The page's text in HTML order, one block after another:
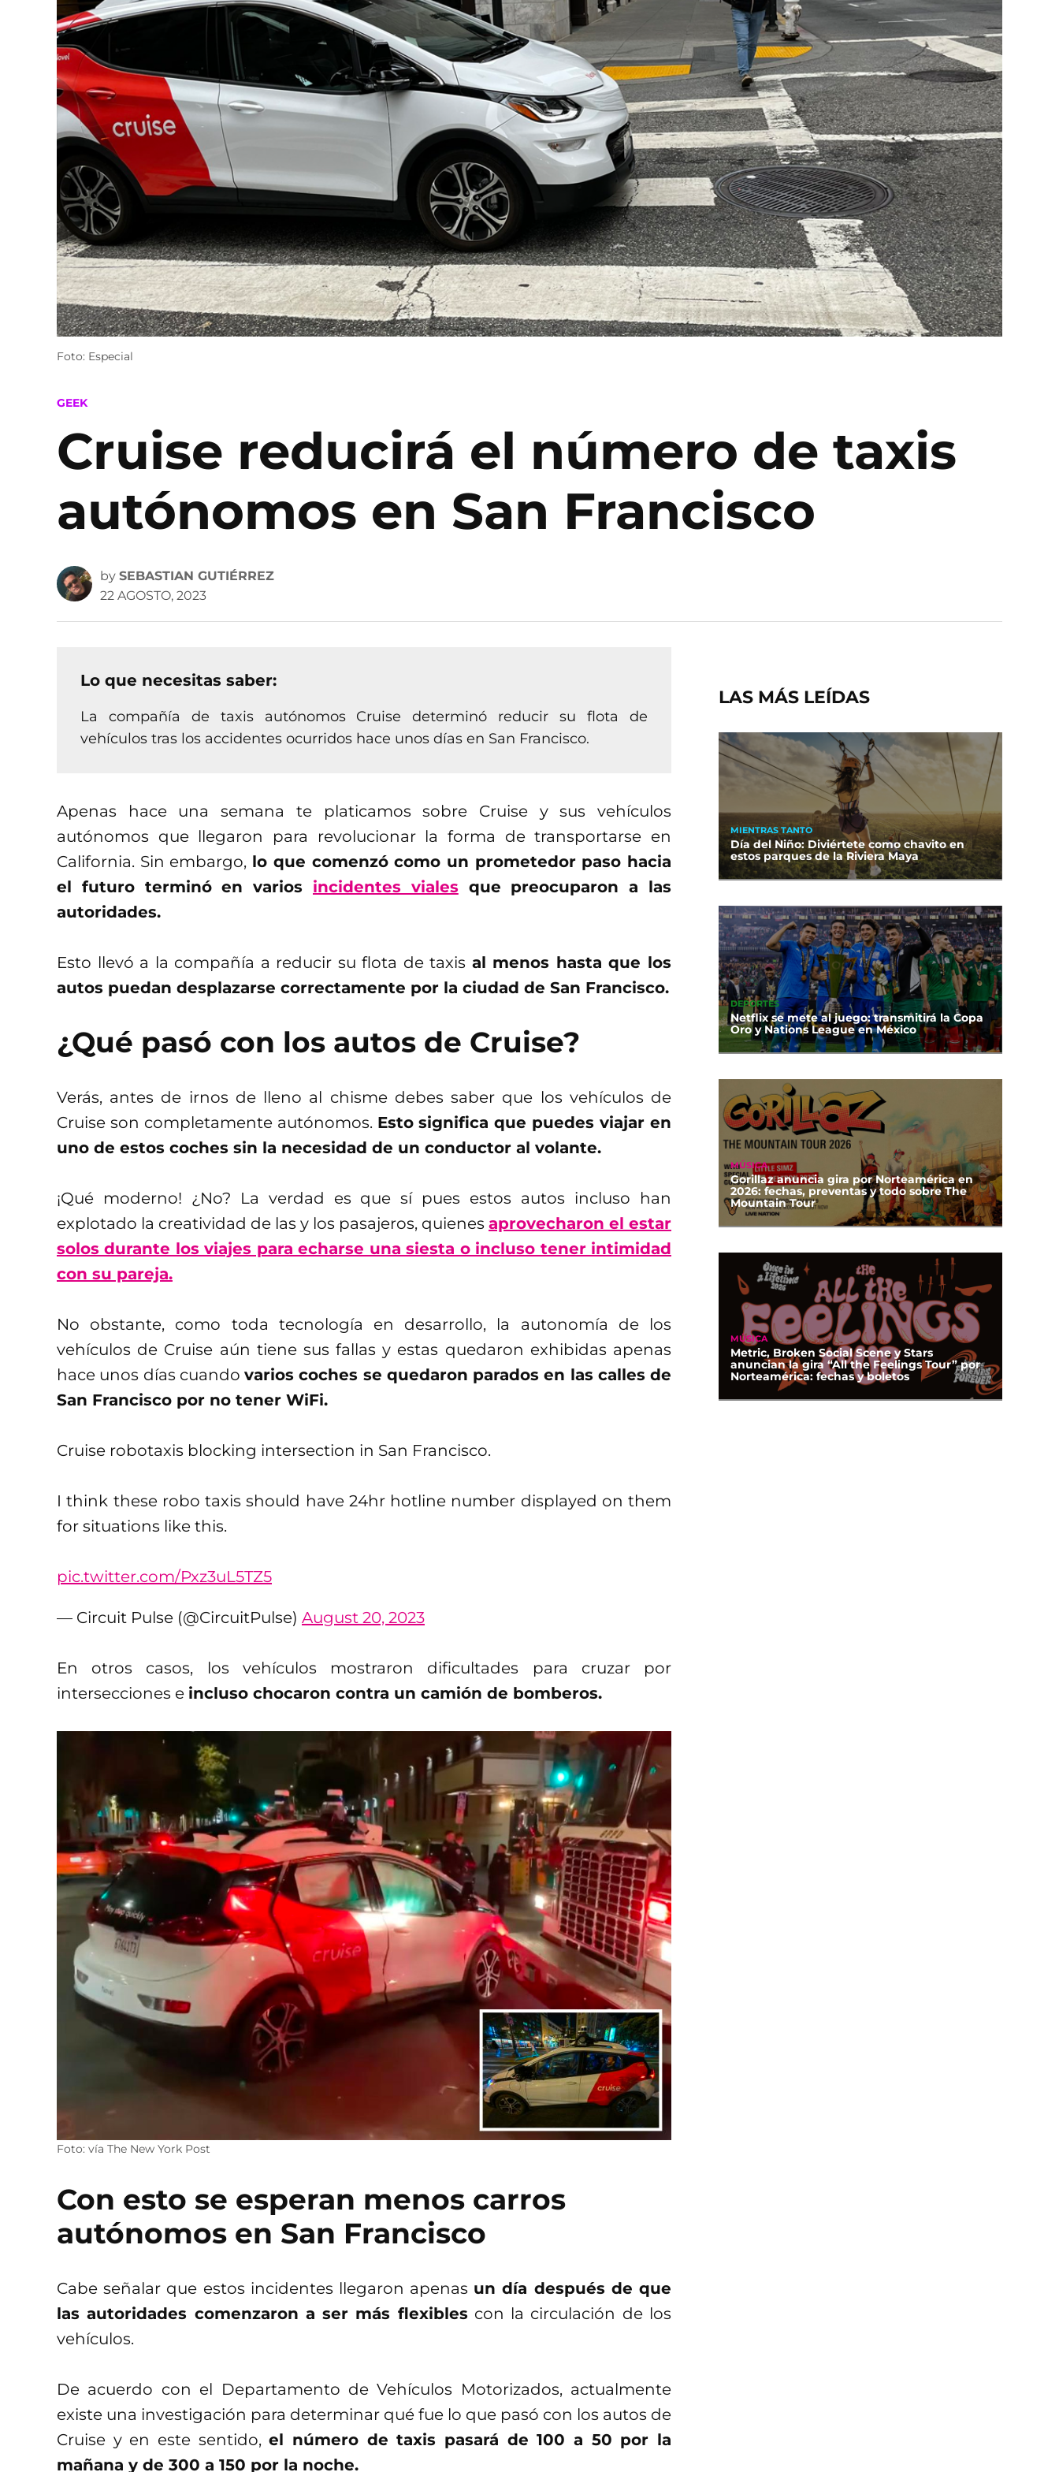
Foto: Especial
POSTED
GEEK
Cruise reducirá el número de taxis
autónomos en San Francisco
by SEBASTIAN GUTIÉRREZ
22 AGOSTO, 2023
Lo que necesitas saber:
La compañía de taxis autónomos Cruise determinó reducir su flota de
vehículos tras los accidentes ocurridos hace unos días en San Francisco.
Apenas hace una semana te platicamos sobre Cruise y sus vehículos
autónomos que llegaron para revolucionar la forma de transportarse en
California. Sin embargo, lo que comenzó como un prometedor paso hacia
el futuro terminó en varios incidentes vialesque preocuparon a las
autoridades.
Esto llevó a la compañía a reducir su flota de taxis al menos hasta que los
autos puedan desplazarse correctamente por la ciudad de San Francisco.
¿Qué pasó con los autos de Cruise?
Verás, antes de irnos de lleno al chisme debes saber que los vehículos de
Cruise son completamente autónomos. Esto significa que puedes viajar en
uno de estos coches sin la necesidad de un conductor al volante.
¡Qué moderno! ¿No? La verdad es que sí pues estos autos incluso han
explotado la creatividad de las y los pasajeros, quienes aprovecharon el estar
solos durante los viajes para echarse una siesta o incluso tener intimidad
con su pareja.
No obstante, como toda tecnología en desarrollo, la autonomía de los
vehículos de Cruise aún tiene sus fallas y estas quedaron exhibidas apenas
hace unos días cuando varios coches se quedaron parados en las calles de
San Francisco por no tener WiFi.
Cruise robotaxis blocking intersection in San Francisco.
I think these robo taxis should have 24hr hotline number displayed on them
for situations like this.
pic.twitter.com/Pxz3uL5TZ5
— Circuit Pulse (@CircuitPulse) August 20, 2023
En otros casos, los vehículos mostraron dificultades para cruzar por
intersecciones e incluso chocaron contra un camión de bomberos.
Foto: vía The New York Post
Con esto se esperan menos carros
autónomos en San Francisco
Cabe señalar que estos incidentes llegaron apenas un día después de que
las autoridades comenzaron a ser más flexiblescon la circulación de los
vehículos.
De acuerdo con el Departamento de Vehículos Motorizados, actualmente
existe una investigación para determinar qué fue lo que pasó con los autos de
Cruise y en este sentido,el número de taxis pasará de 100 a 50 por la
mañana y de 300 a 150 por la noche.
LAS MÁS LEÍDAS
MIENTRAS TANTO
Día del Niño: Diviértete como chavito en
estos parques de la Riviera Maya
DEPORTES
Netflix se mete al juego: transmitirá la Copa
Oro y Nations League en México
MÚSICA
Gorillaz anuncia gira por Norteamérica en
2026: fechas, preventas y todo sobre The
Mountain Tour
MÚSICA
Metric, Broken Social Scene y Stars
anuncian la gira “All the Feelings Tour” por
Norteamérica: fechas y boletos